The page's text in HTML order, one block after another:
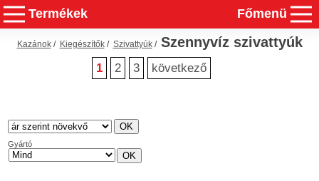
Termékek Főmenü
Kazánok/ Kiegészítők/ Szivattyúk/ Szennyvíz szivattyúk
1 2 3 következő
Gyártó